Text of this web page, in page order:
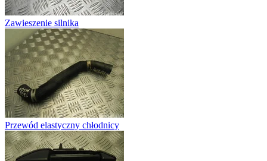
Zawieszenie silnika
Przewód elastyczny chłodnicy